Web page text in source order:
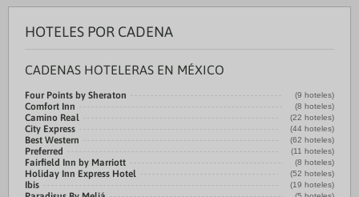
HOTELES POR CADENA
CADENAS HOTELERAS EN MÉXICO
Four Points by Sheraton (9 hoteles)
Comfort Inn (8 hoteles)
Camino Real (22 hoteles)
City Express (44 hoteles)
Best Western (62 hoteles)
Preferred (11 hoteles)
Fairfield Inn by Marriott (8 hoteles)
Holiday Inn Express Hotel (52 hoteles)
Ibis (19 hoteles)